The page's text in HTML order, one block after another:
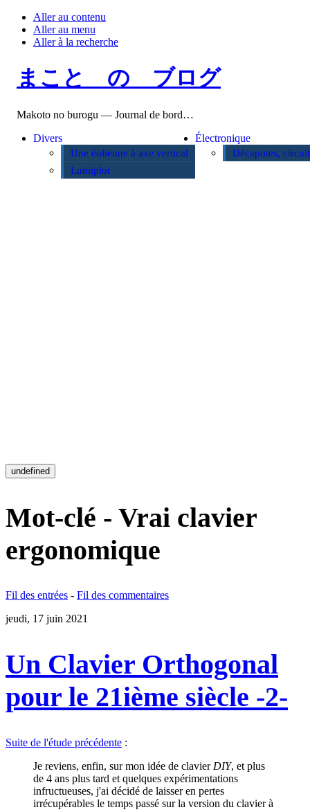
Aller au contenu
Aller au menu
Aller à la recherche
まこと の ブログ
Makoto no burogu — Journal de bord…
Divers
Une éolienne à axe vertical
Lumiplot
Électronique
Décapotes,
undefined
Mot-clé - Vrai clavier
ergonomique
Fil des entrées - Fil des commentaires
jeudi, 17 juin 2021
Un Clavier Orthogonal
pour le 21ième siècle -2-
Suite de l'étude précédente :
Je reviens, enfin, sur mon idée de clavier DIY, et plus
de 4 ans plus tard et quelques expérimentations
infructueuses, j'ai décidé de laisser en pertes
irrécupérables le temps passé sur la version du clavier à